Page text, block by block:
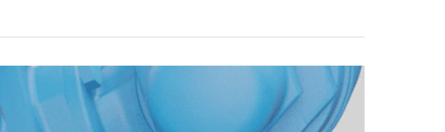
en bombas de engranajes